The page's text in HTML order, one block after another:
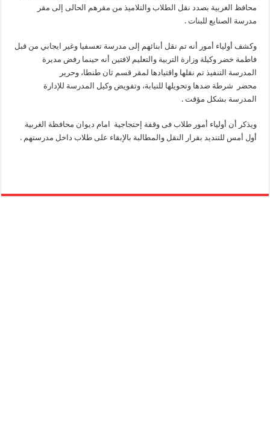
محافظ الغربية بصدد نقل الطلاب والتلاميذ من مقرهم الحالى إلى مقر
مدرسة الصنايع للبنات .
وكشف أولياء أمور أنه تم نقل أبنائهم إلى مدرسة تعسفيا وغير ايجابي من قبل
فاطمة خضر وكيلة وزارة التربية والتعليم لافتين أنه حينما رفض مديرة
المدرسة التنفيذ تم نقلها واقتيادها لمقر قسم ثان طنطا، وحرير
محضر شرطة ضدها وتحويلها للنيابة، وتفويض وكيل المدرسة للإدارة
المدرسة بشكل مؤقت .
ويذكر أن أولياء أمور طلاب فى وقفة إحتجاجية امام ديوان محافظة الغربية
أول أمس للتنديد بقرار النقل والمطالبة بالإبقاء على طلاب داخل مدرستهم .